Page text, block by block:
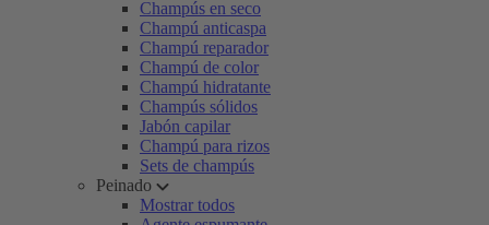
Champús en seco
Champú anticaspa
Champú reparador
Champú de color
Champú hidratante
Champús sólidos
Jabón capilar
Champú para rizos
Sets de champús
Peinado
Mostrar todos